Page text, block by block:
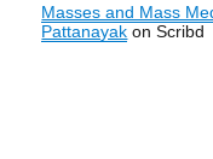
Masses and Mass
Pattanayak on Scribd